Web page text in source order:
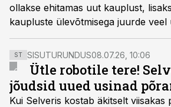
ollakse ehitamas uut kauplust,
kaupluste ülevõtmisega juurde veel
Seni on Narvas sama ulatuslikku
vaid OG Elektra, kes alustas
kaheksa aastat tagasi.
ST SISUTURUNDUS08.07.26, 10:06
Ütle robotile tere!
jõudsid uued usinad
Kui Selveris kostab äkitselt viisakas